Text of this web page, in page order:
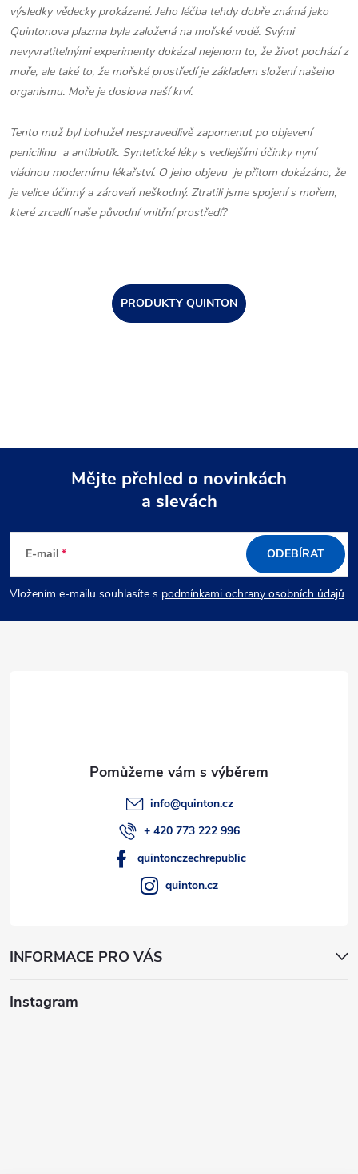
výsledky vědecky prokázané. Jeho léčba tehdy dobře známá jako
Quintonova plazma byla založená na mořské vodě. Svými
nevyvratitelnými experimenty dokázal nejenom to, že život pochází z
moře, ale také to, že mořské prostředí je základem složení našeho
organismu. Moře je doslova naší krví.
Tento muž byl bohužel nespravedlivě zapomenut po objevení
penicilinu a antibiotik. Syntetické léky s vedlejšími účinky nyní
vládnou modernímu lékařství. O jeho objevu je přitom dokázáno, že
je velice účinný a zároveň neškodný. Ztratili jsme spojení s mořem,
které zrcadlí naše původní vnitřní prostředí?
PRODUKTY QUINTON
p
a
Mějte přehled o novinkách
a slevách
E-mail
Vložením e-mailu souhlasíte s podmínkami ochrany osobních údajů
ODEBÍRAT
info@quinton.cz
+ 420 773 222 996
quintonczechrepublic
quinton.cz
INFORMACE PRO VÁS
Instagram